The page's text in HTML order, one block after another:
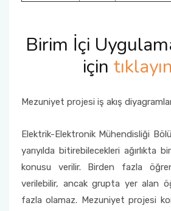
Birim İçi
için
Mezuniyet projesi iş akış
Elektrik-Elektronik Mühendisliği
yarıyılda bitirebilecekleri ağırlıkta
konusu verilir. Birden fazla
verilebilir, ancak grupta yer alan
fazla olamaz. Mezuniyet projesi